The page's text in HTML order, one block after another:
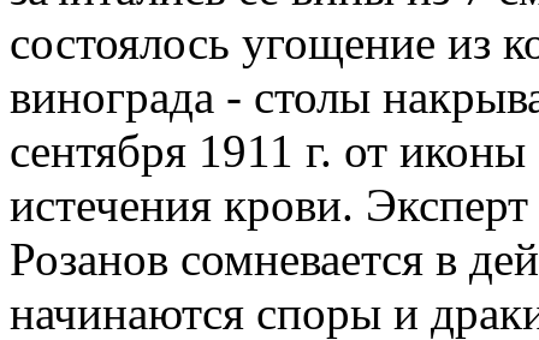
состоялось угощение из
винограда - столы
сентября 1911 г. от
истечения крови.
Розанов сомневается в
начинаются споры и